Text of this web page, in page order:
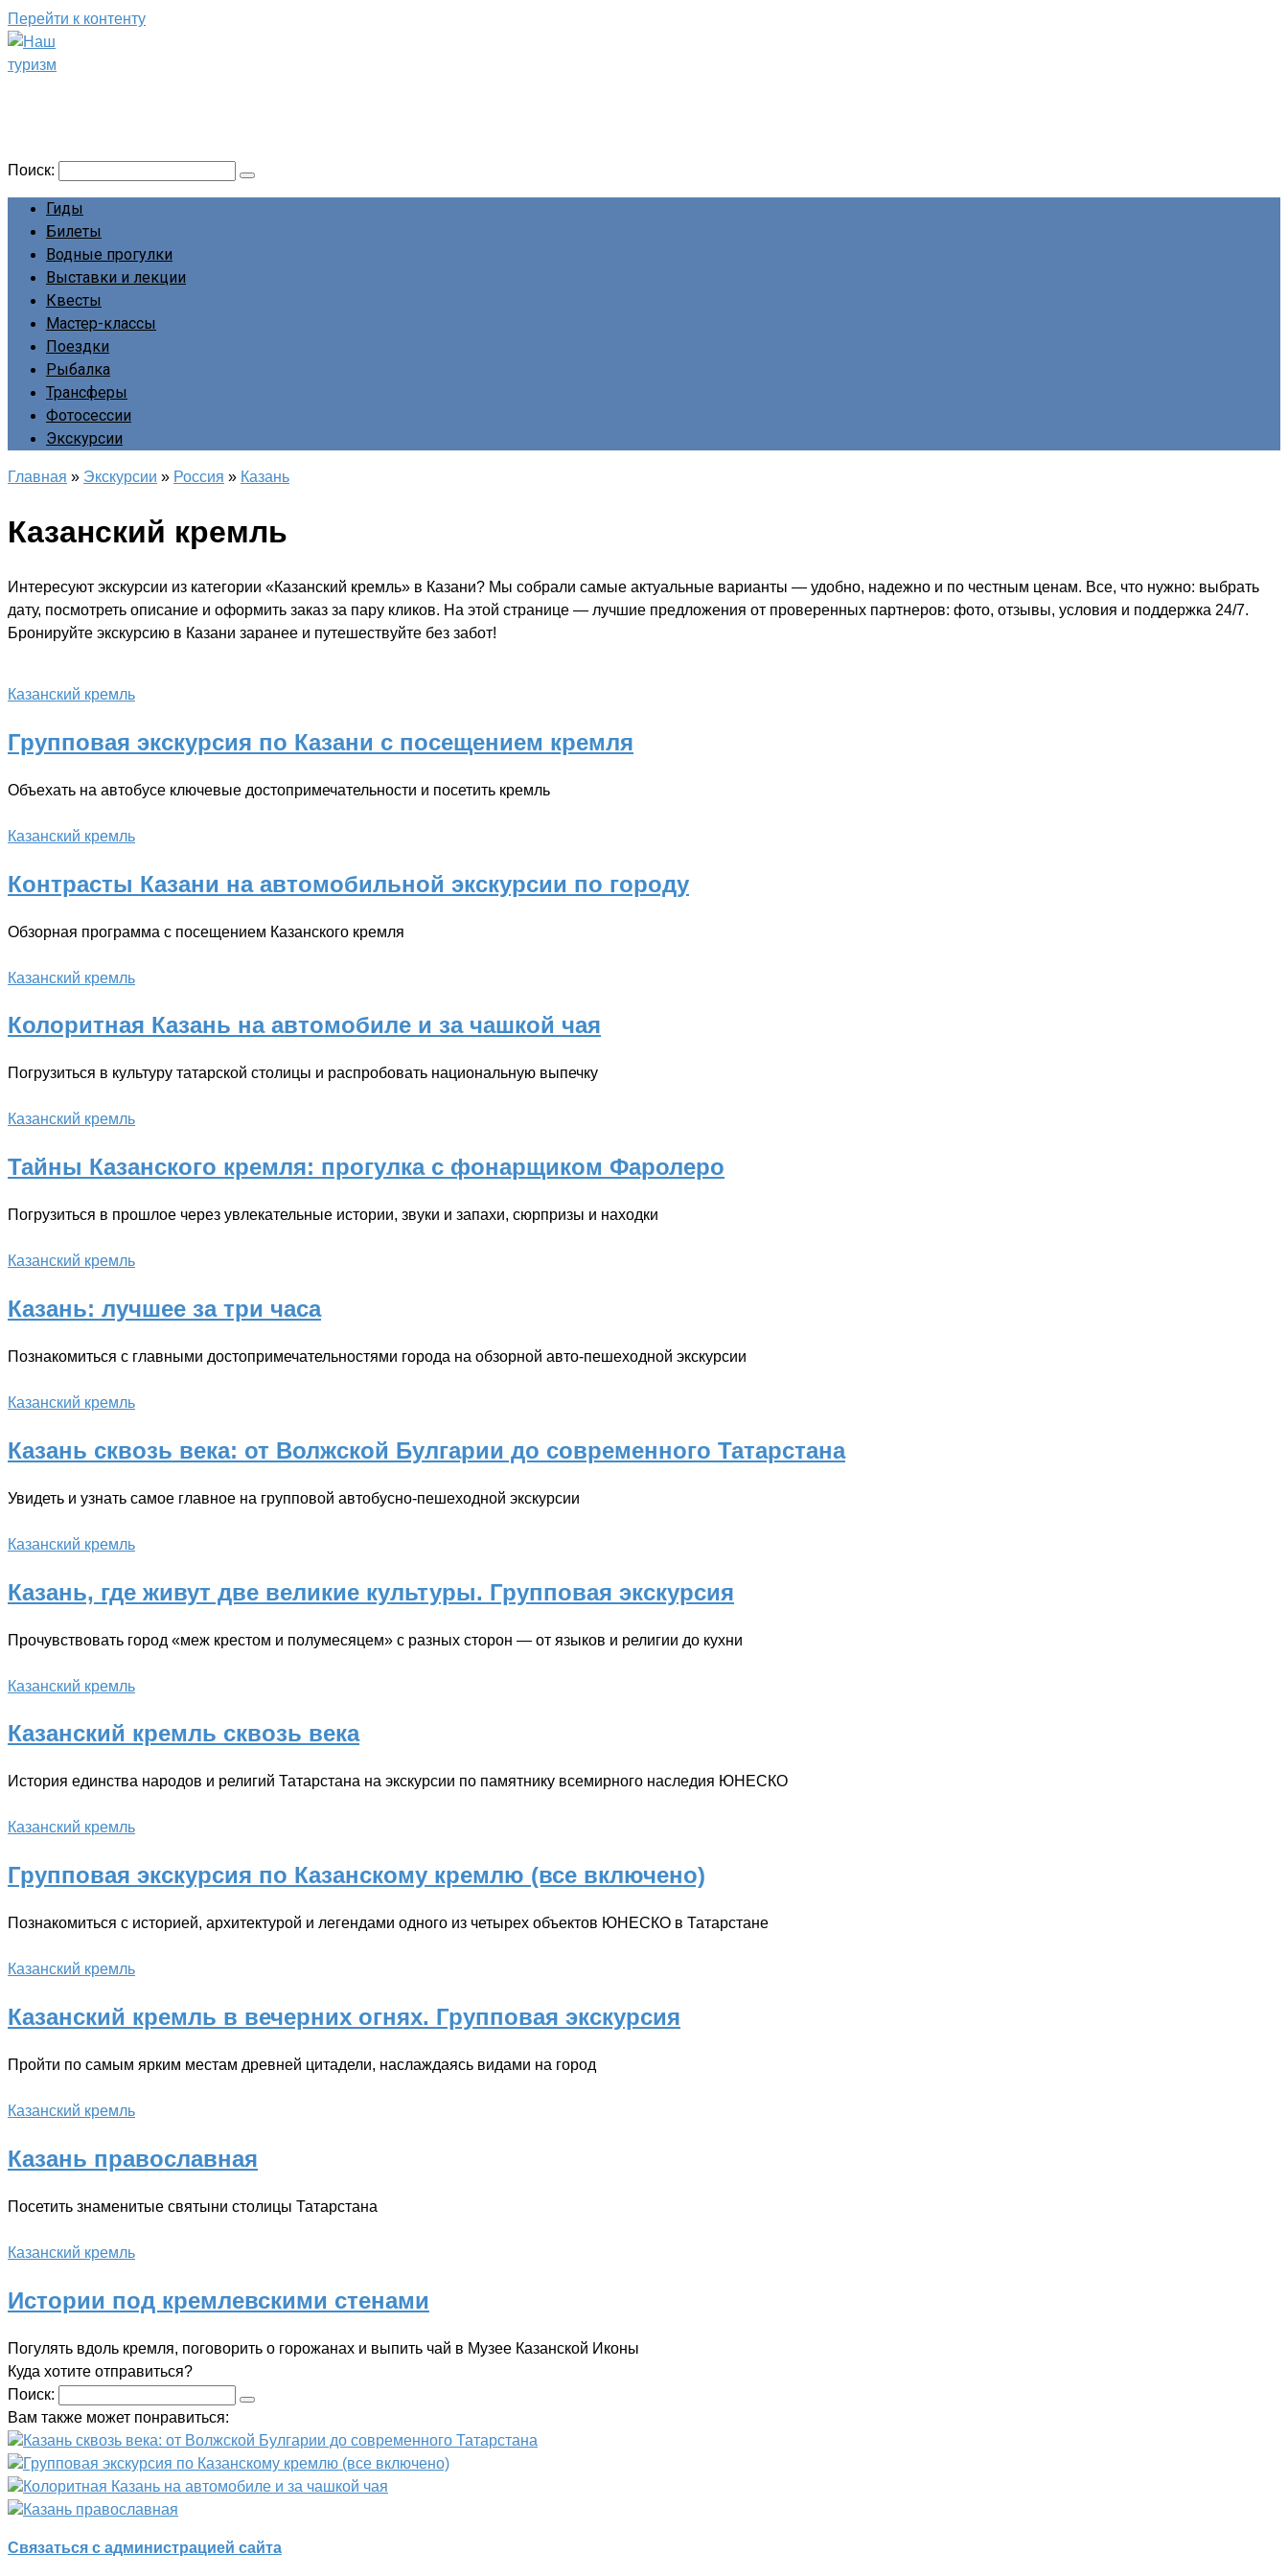
Перейти к контенту
Поиск:
Гиды
Билеты
Водные прогулки
Выставки и лекции
Квесты
Мастер-классы
Поездки
Рыбалка
Трансферы
Фотосессии
Экскурсии
Главная » Экскурсии » Россия » Казань
Казанский кремль
Интересуют экскурсии из категории «Казанский кремль» в Казани? Мы собрали самые актуальные варианты — удобно, надежно и по честным ценам. Все, что нужно: выбрать
дату, посмотреть описание и оформить заказ за пару кликов. На этой странице — лучшие предложения от проверенных партнеров: фото, отзывы, условия и поддержка 24/7.
Бронируйте экскурсию в Казани заранее и путешествуйте без забот!
Казанский кремль
Групповая экскурсия по Казани с посещением кремля
Объехать на автобусе ключевые достопримечательности и посетить кремль
Казанский кремль
Контрасты Казани на автомобильной экскурсии по городу
Обзорная программа с посещением Казанского кремля
Казанский кремль
Колоритная Казань на автомобиле и за чашкой чая
Погрузиться в культуру татарской столицы и распробовать национальную выпечку
Казанский кремль
Тайны Казанского кремля: прогулка с фонарщиком Фаролеро
Погрузиться в прошлое через увлекательные истории, звуки и запахи, сюрпризы и находки
Казанский кремль
Казань: лучшее за три часа
Познакомиться с главными достопримечательностями города на обзорной авто-пешеходной экскурсии
Казанский кремль
Казань сквозь века: от Волжской Булгарии до современного Татарстана
Увидеть и узнать самое главное на групповой автобусно-пешеходной экскурсии
Казанский кремль
Казань, где живут две великие культуры. Групповая экскурсия
Прочувствовать город «меж крестом и полумесяцем» с разных сторон — от языков и религии до кухни
Казанский кремль
Казанский кремль сквозь века
История единства народов и религий Татарстана на экскурсии по памятнику всемирного наследия ЮНЕСКО
Казанский кремль
Групповая экскурсия по Казанскому кремлю (все включено)
Познакомиться с историей, архитектурой и легендами одного из четырех объектов ЮНЕСКО в Татарстане
Казанский кремль
Казанский кремль в вечерних огнях. Групповая экскурсия
Пройти по самым ярким местам древней цитадели, наслаждаясь видами на город
Казанский кремль
Казань православная
Посетить знаменитые святыни столицы Татарстана
Казанский кремль
Истории под кремлевскими стенами
Погулять вдоль кремля, поговорить о горожанах и выпить чай в Музее Казанской Иконы
Куда хотите отправиться?
Поиск:
Вам также может понравиться:
Казань сквозь века: от Волжской Булгарии до современного Татарстана
Групповая экскурсия по Казанскому кремлю (все включено)
Колоритная Казань на автомобиле и за чашкой чая
Казань православная
Связаться с администрацией сайта